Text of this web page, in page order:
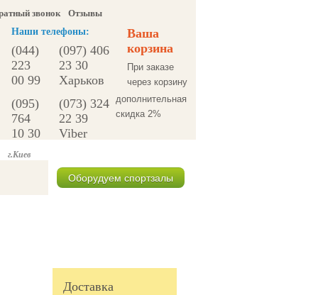
звонок
Отзывы
Наши телефоны:
Ваша
корзина
При заказе
через корзину
дополнительная
скидка 2%
(044)
223
00 99
(097) 406
23 30
Харьков
(095)
764
10 30
(073) 324
22 39
Viber
г.Киев
Оборудуем спортзалы
Доставка